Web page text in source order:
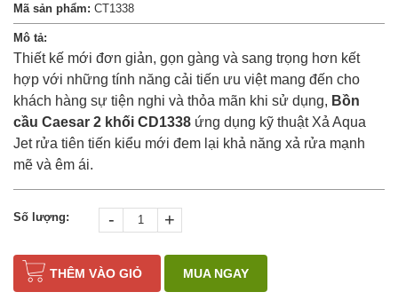
Mã sản phẩm: CT1338
Mô tả:
Thiết kế mới đơn giản, gọn gàng và sang trọng hơn kết
hợp với những tính năng cải tiến ưu việt mang đến cho
khách hàng sự tiện nghi và thỏa mãn khi sử dụng, Bồn
cầu Caesar 2 khối CD1338 ứng dụng kỹ thuật Xả Aqua
Jet rửa tiên tiến kiểu mới đem lại khả năng xả rửa mạnh
mẽ và êm ái.
Số lượng: - +
THÊM VÀO GIỎ MUA NGAY